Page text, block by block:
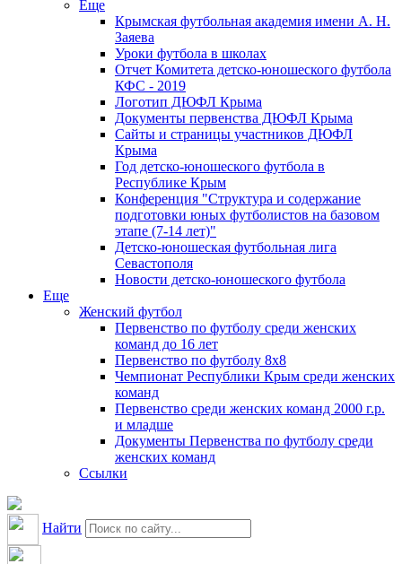
Еще
Крымская футбольная академия имени А. Н.
Заяева
Уроки футбола в школах
Отчет Комитета детско-юношеского футбола
КФС - 2019
Логотип ДЮФЛ Крыма
Документы первенства ДЮФЛ Крыма
Сайты и страницы участников ДЮФЛ
Крыма
Год детско-юношеского футбола в
Республике Крым
Конференция "Структура и содержание
подготовки юных футболистов на базовом
этапе (7-14 лет)"
Детско-юношеская футбольная лига
Севастополя
Новости детско-юношеского футбола
Еще
Женский футбол
Первенство по футболу среди женских
команд до 16 лет
Первенство по футболу 8х8
Чемпионат Республики Крым среди женских
команд
Первенство среди женских команд 2000 г.р.
и младше
Документы Первенства по футболу среди
женских команд
Ссылки
Найти